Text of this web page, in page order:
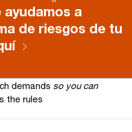
ayudamos a
de riesgos de tu
demands so you can
the rules